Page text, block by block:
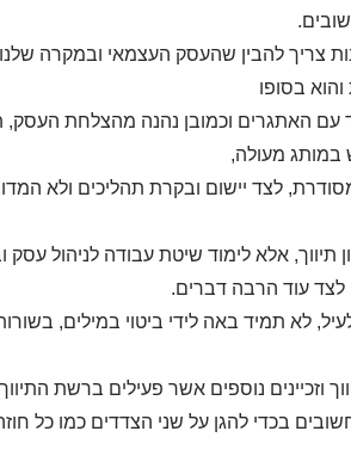
צריך להבין שהעסק העצמאי ובמקרה
בסופו
האתגרים וכמובן נהנה מהצלחת העסק,
מעולה,
לצד יישום ובקרת תהליכים ולא
תיווך, אלא לימוד שיטת עבודה לניהול עסק
לצד עוד הרבה דברים.
לא תמיד באה לידי ביטוי במילים,
נוספים אשר פעילים ברשת
חשובים בכדי להגן על שני הצדדים כמו